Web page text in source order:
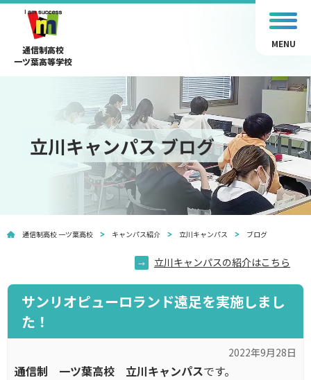
通信制高校
一ツ葉高等学校
MENU
立川キャンパス ブログ
通信制高校 一ツ葉高校 キャンパス紹介 立川キャンパス ブログ
立川キャンパスの紹介はこちら
サンリオピューロランド遠足を実施しまし
た！
2022年9月28日
通信制 一ツ葉高校 立川キャンパスです。